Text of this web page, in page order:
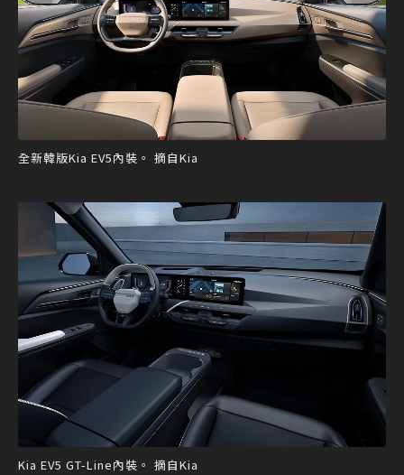
全新韓版Kia EV5內裝。 摘自Kia
Kia EV5 GT-Line內裝。 摘自Kia